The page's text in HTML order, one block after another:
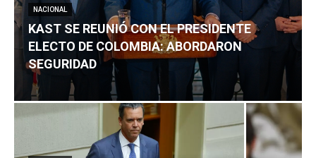
NACIONAL
KAST SE REUNIÓ CON EL PRESIDENTE
ELECTO DE COLOMBIA: ABORDARON
SEGURIDAD